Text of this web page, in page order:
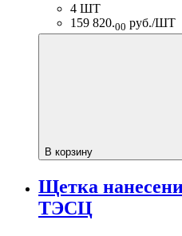
4 ШТ
159 820.00 руб./ШТ
В корзину
Щетка
ТЭСЦ